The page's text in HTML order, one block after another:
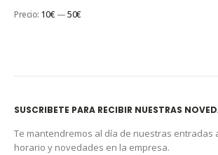
Precio: 10€ —50€
SUSCRIBETE PARA RECIBIR NUESTRAS
Te mantendremos al día de nuestras entradas
horario y novedades en la empresa.